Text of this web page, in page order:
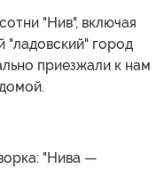
"Нив", включая
"ладовский" город
приезжали к нам
"Нива —